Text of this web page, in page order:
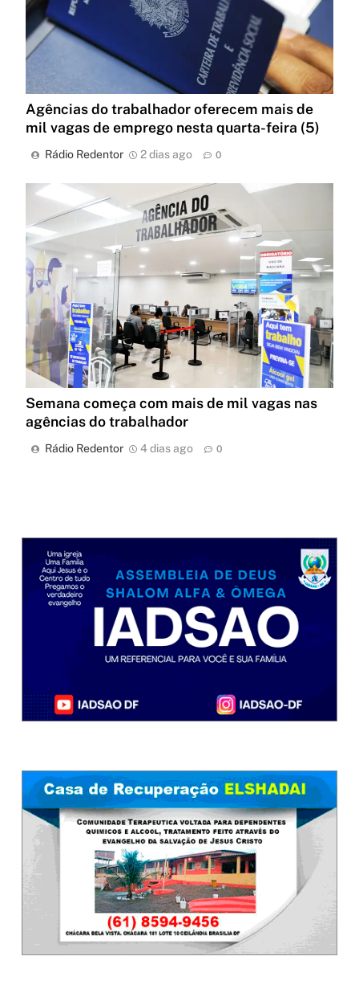
Agências do trabalhador oferecem mais de
mil vagas de emprego nesta quarta-feira (5)
Rádio Redentor 2 dias ago 0
Semana começa com mais de mil vagas nas
agências do trabalhador
Rádio Redentor 4 dias ago 0